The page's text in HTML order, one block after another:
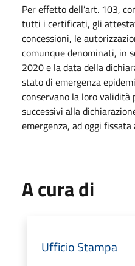
Per effetto dell’art. 103,
tutti i certificati, gli
concessioni, le
comunque denominati, in
2020 e la data della
stato di emergenza
conservano la loro validità
successivi alla
emergenza, ad oggi
A cura di
Ufficio Stampa